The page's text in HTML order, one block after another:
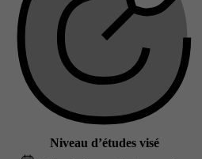
Niveau d’études visé